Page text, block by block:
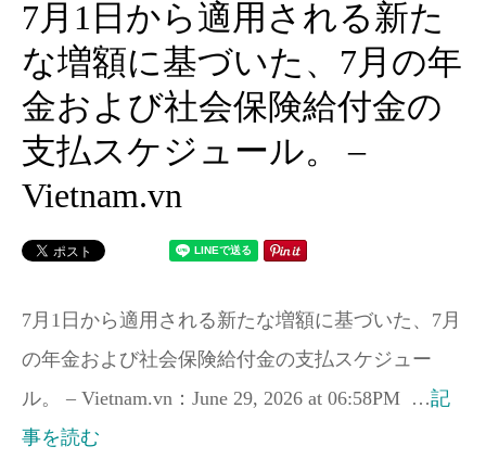
7月1日から適用される新た
な増額に基づいた、7月の年
金および社会保険給付金の
支払スケジュール。 –
Vietnam.vn
7月1日から適用される新たな増額に基づいた、7月
の年金および社会保険給付金の支払スケジュー
ル。 – Vietnam.vn：June 29, 2026 at 06:58PM …記
事を読む